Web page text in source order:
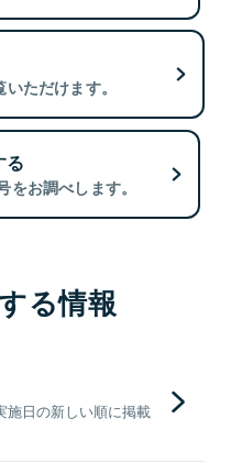
ただけます。
る
お調べします。
る情報
施日の新しい順に掲載